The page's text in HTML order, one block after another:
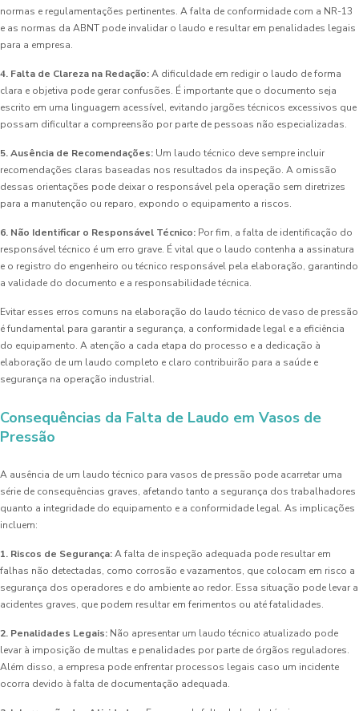
normas e regulamentações pertinentes. A falta de conformidade com a NR-13
e as normas da ABNT pode invalidar o laudo e resultar em penalidades legais
para a empresa.
4. Falta de Clareza na Redação:A dificuldade em redigir o laudo de forma
clara e objetiva pode gerar confusões. É importante que o documento seja
escrito em uma linguagem acessível, evitando jargões técnicos excessivos que
possam dificultar a compreensão por parte de pessoas não especializadas.
5. Ausência de Recomendações: Um laudo técnico deve sempre incluir
recomendações claras baseadas nos resultados da inspeção. A omissão
dessas orientações pode deixar o responsável pela operação sem diretrizes
para a manutenção ou reparo, expondo o equipamento a riscos.
6. Não Identificar o Responsável Técnico: Por fim, a falta de identificação do
responsável técnico é um erro grave. É vital que o laudo contenha a assinatura
e o registro do engenheiro ou técnico responsável pela elaboração, garantindo
a validade do documento e a responsabilidade técnica.
Evitar esses erros comuns na elaboração do laudo técnico de vaso de pressão
é fundamental para garantir a segurança, a conformidade legal e a eficiência
do equipamento. A atenção a cada etapa do processo e a dedicação à
elaboração de um laudo completo e claro contribuirão para a saúde e
segurança na operação industrial.
Consequências da Falta de Laudo em Vasos de
Pressão
A ausência de um laudo técnico para vasos de pressão pode acarretar uma
série de consequências graves, afetando tanto a segurança dos trabalhadores
quanto a integridade do equipamento e a conformidade legal. As implicações
incluem:
1. Riscos de Segurança:A falta de inspeção adequada pode resultar em
falhas não detectadas, como corrosão e vazamentos, que colocam em risco a
segurança dos operadores e do ambiente ao redor. Essa situação pode levar a
acidentes graves, que podem resultar em ferimentos ou até fatalidades.
2. Penalidades Legais: Não apresentar um laudo técnico atualizado pode
levar à imposição de multas e penalidades por parte de órgãos reguladores.
Além disso, a empresa pode enfrentar processos legais caso um incidente
ocorra devido à falta de documentação adequada.